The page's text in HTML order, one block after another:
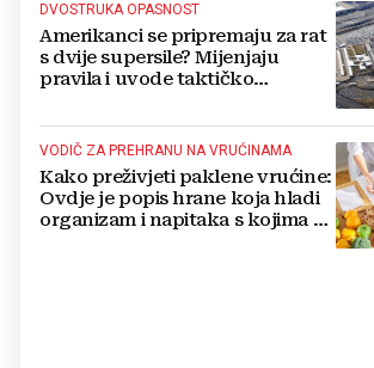
DVOSTRUKA OPASNOST
Amerikanci se pripremaju za rat
s dvije supersile? Mijenjaju
pravila i uvode taktičko
VODIČ ZA PREHRANU NA VRUĆINAMA
Kako preživjeti paklene vrućine:
Ovdje je popis hrane koja hladi
organizam i napitaka s kojima si